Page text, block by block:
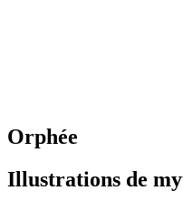
Orphée
Illustrations de